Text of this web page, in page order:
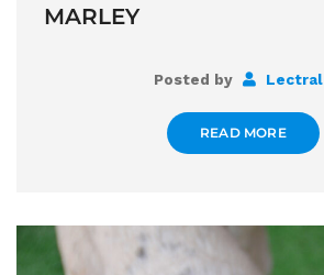
MARLEY
Posted by Lectral
READ MORE